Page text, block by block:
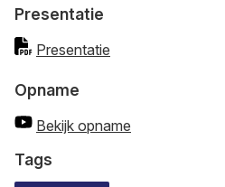
Presentatie
Presentatie
Opname
Bekijk opname
Tags